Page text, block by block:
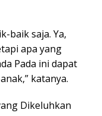
baik saja. Ya,
apa yang
Pada ini dapat
katanya.
Dikeluhkan